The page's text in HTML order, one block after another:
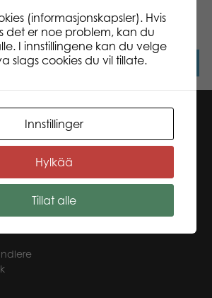
Teddy Farm Beanies 12
cm, 4 ass i display
Les mer
(informasjonskapsler). Hvis
det er noe problem, kan du
I innstillingene kan du velge
slags cookies du vil tillate.
Innstillinger
Hylkää
Tillat alle